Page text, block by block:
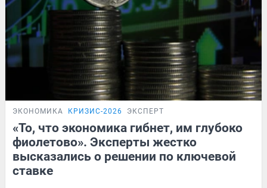
ЭКОНОМИКА КРИЗИС-2026 ЭКСПЕРТ
«То, что экономика гибнет, им глубоко
фиолетово». Эксперты жестко
высказались о решении по ключевой
ставке